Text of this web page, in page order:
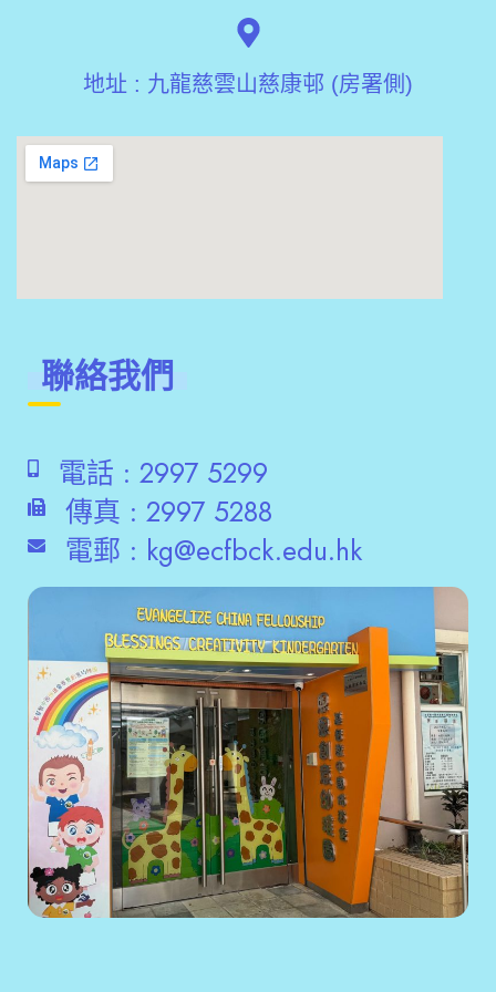
地址 : 九龍慈雲山慈康邨 (房署側)
聯絡我們
電話 : 2997 5299
傳真 : 2997 5288
電郵 : kg@ecfbck.edu.hk